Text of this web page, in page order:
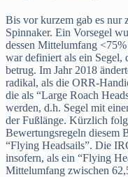
Bis vor kurzem gab es nur
Spinnaker. Ein Vorsegel
dessen Mittelumfang
war definiert als ein Segel,
betrug. Im Jahr 2018
radikal, als die ORR-
die als “Large Roach
werden, d.h. Segel mit
der Fußlänge. Kürzlich
Bewertungsregeln diesem
“Flying Headsails”. Die
insofern, als ein “Flying
Mittelumfang zwischen